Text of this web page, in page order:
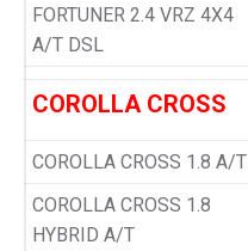
FORTUNER 2.4 VRZ 4X4
A/T DSL
COROLLA CROSS
COROLLA CROSS 1.8 A/T
COROLLA CROSS 1.8
HYBRID A/T